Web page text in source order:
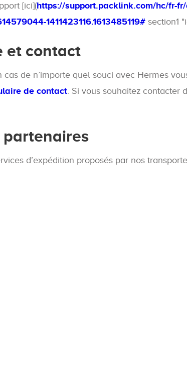
[ici](https://support.packlink.com/hc/fr-
1411423116.1613485119# section1
et contact
de n’importe quel souci avec Hermes
de contact. Si vous souhaitez contacter
partenaires
d’expédition proposés par nos